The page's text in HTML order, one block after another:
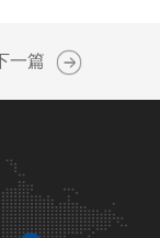
一篇